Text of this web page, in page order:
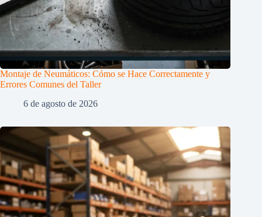
Montaje de Neumáticos: Cómo se Hace Correctamente y
Errores Comunes del Taller
6 de agosto de 2026